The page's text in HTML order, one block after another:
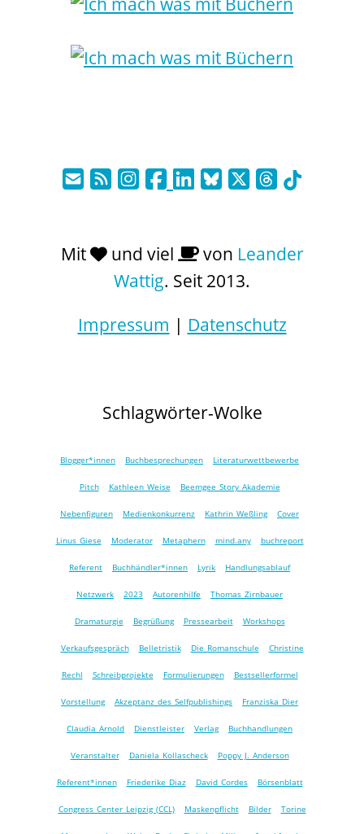
Mit und viel von Leander
Wattig. Seit 2013.
Impressum | Datenschutz
Schlagwörter-Wolke
Blogger*innen Buchbesprechungen Literaturwettbewerbe
Pitch Kathleen Weise Beemgee Story Akademie
Nebenfiguren Medienkonkurrenz Kathrin Weßling Cover
Linus Giese Moderator Metaphern mind.any buchreport
Referent Buchhändler*innen Lyrik Handlungsablauf
Netzwerk 2023 Autorenhilfe Thomas Zirnbauer
Dramaturgie Begrüßung Pressearbeit Workshops
Verkaufsgespräch Belletristik Die Romanschule Christine
Rechl Schreibprojekte Formulierungen Bestsellerformel
Vorstellung Akzeptanz des Selfpublishings Franziska Dier
Claudia Arnold Dienstleister Verlag Buchhandlungen
Veranstalter Daniela Kollascheck Poppy J. Anderson
Referent*innen Friederike Diaz David Cordes Börsenblatt
Congress Center Leipzig (CCL) Maskenpflicht Bilder Torine